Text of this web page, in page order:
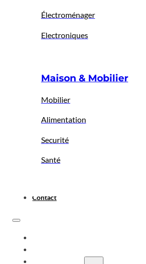
Électroménager
Electroniques
Maison & Mobilier
Mobilier
Alimentation
Securité
Santé
Contact